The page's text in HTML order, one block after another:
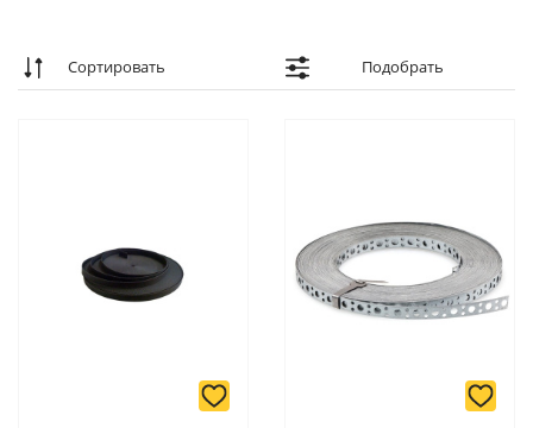
Сортировать Подобрать